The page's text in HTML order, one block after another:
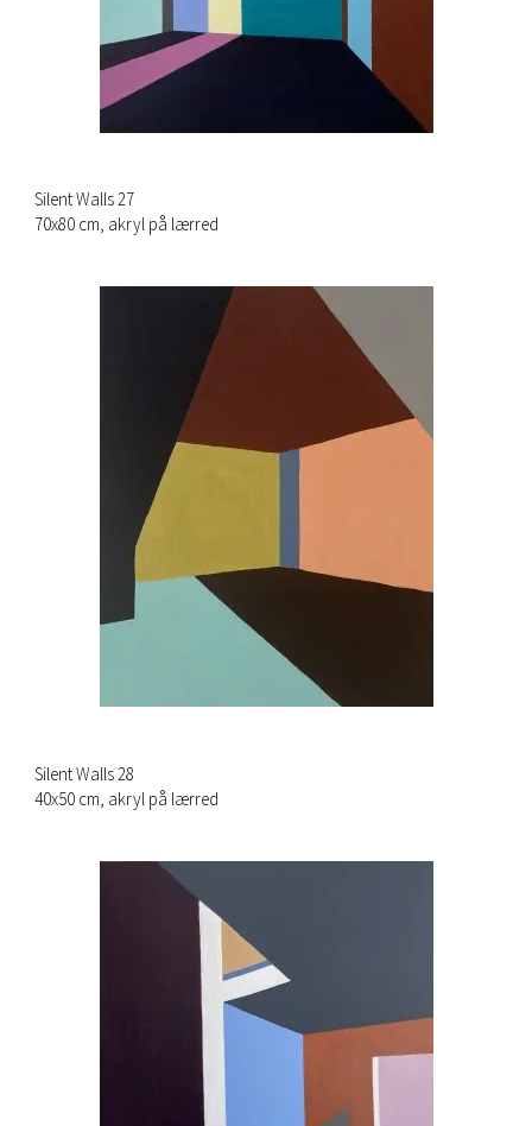
Silent Walls 27
70x80 cm, akryl på lærred
Silent Walls 28
40x50 cm, akryl på lærred